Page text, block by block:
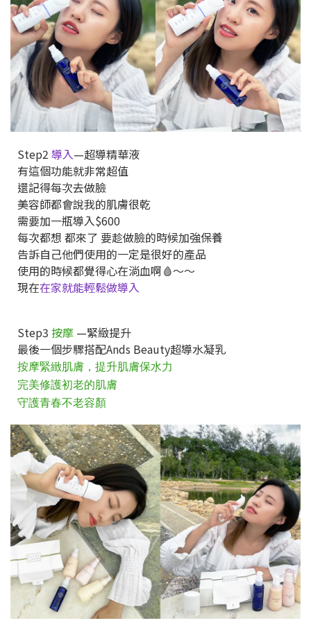
Step2 導入—超導精華液
有這個功能就非常超值
還記得每次去做臉
美容師都會說我的肌膚很乾
需要加一瓶導入$600
每次都想 都來了 要趁做臉的時候加強保養
告訴自己他們使用的一定是很好的產品
使用的時候都覺得心在淌血啊🩸～～
現在在家就能輕鬆做導入
Step3 按摩 —緊緻提升
最後一個步驟搭配Ands Beauty超導水凝乳
按摩緊緻肌膚，提升肌膚保水力
完美修護初老的肌膚
守護青春不老容顏